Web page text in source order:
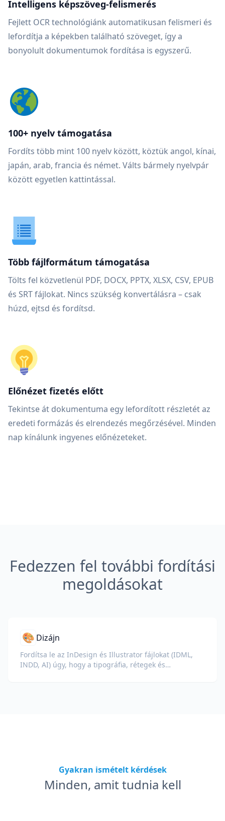
Intelligens képszöveg-felismerés
Fejlett OCR technológiánk automatikusan felismeri és
lefordítja a képekben található szöveget, így a
bonyolult dokumentumok fordítása is egyszerű.
100+ nyelv támogatása
Fordíts több mint 100 nyelv között, köztük angol, kínai,
japán, arab, francia és német. Válts bármely nyelvpár
között egyetlen kattintással.
Több fájlformátum támogatása
Tölts fel közvetlenül PDF, DOCX, PPTX, XLSX, CSV, EPUB
és SRT fájlokat. Nincs szükség konvertálásra – csak
húzd, ejtsd és fordítsd.
Előnézet fizetés előtt
Tekintse át dokumentuma egy lefordított részletét az
eredeti formázás és elrendezés megőrzésével. Minden
nap kínálunk ingyenes előnézeteket.
Fedezzen fel további fordítási
megoldásokat
🎨 Dizájn
Fordítsa le az InDesign és Illustrator fájlokat (IDML,
INDD, AI) úgy, hogy a tipográfia, rétegek és
Gyakran ismételt kérdések
Minden, amit tudnia kell